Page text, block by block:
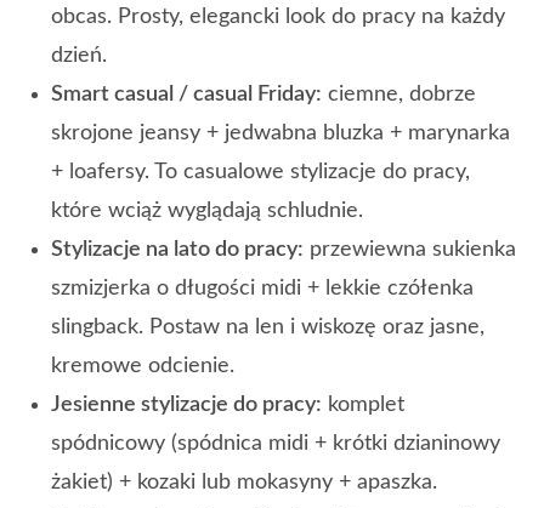
obcas. Prosty, elegancki look do pracy na każdy
dzień.
Smart casual / casual Friday: ciemne, dobrze
skrojone jeansy + jedwabna bluzka + marynarka
+ loafersy. To casualowe stylizacje do pracy,
które wciąż wyglądają schludnie.
Stylizacje na lato do pracy: przewiewna sukienka
szmizjerka o długości midi + lekkie czółenka
slingback. Postaw na len i wiskozę oraz jasne,
kremowe odcienie.
Jesienne stylizacje do pracy: komplet
spódnicowy (spódnica midi + krótki dzianinowy
żakiet) + kozaki lub mokasyny + apaszka.